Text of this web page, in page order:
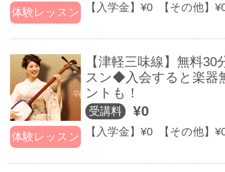
体験レッスン 【入学金】¥0 【その他】
体験レッスン
【津軽三味線】無料30
スン◆入会すると楽器
ントも！
受講料 ¥0
【入学金】¥0 【その他】